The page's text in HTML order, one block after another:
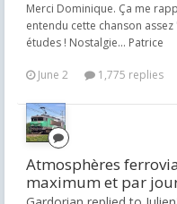
Merci Dominique. Ça me
entendu cette chanson
études ! Nostalgie... Patrice
June 2 1,775 replies
Atmosphères
maximum et par